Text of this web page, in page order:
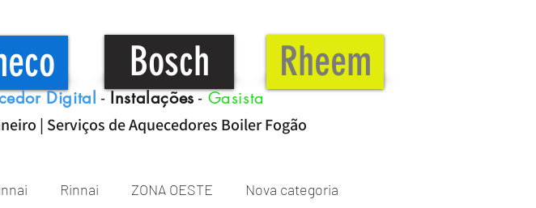
Bosch Rheem
Digital -Instalações-Gasista
| Serviços de Aquecedores Boiler Fogão
Rinnai ZONA OESTE Nova categoria